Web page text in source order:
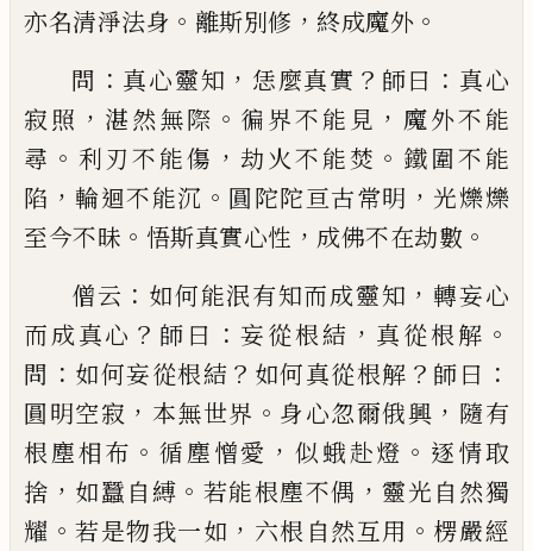
亦名清淨法身 。 離斯別修 ， 終成魔外 。
問 ： 真心靈知 ， 恁麼真實 ？ 師曰 ： 真心
寂照 ， 湛然無際 。 徧界不能見 ， 魔外不能
尋 。 利刃不能傷 ，劫火不能焚 。 鐵圍不能
陷 ，輪迴不能沉 。 圓陀陀亘古常明 ， 光爍爍
至今不昧 。 悟斯真實心性 ， 成佛不在劫數 。
僧云 ： 如何能泯有知而成靈知 ，轉妄心
而成真心 ？ 師 曰 ：妄從根結 ， 真從根解 。
問 ： 如何妄從根結 ？ 如何真從根解 ？ 師曰 ：
圓明空寂 ， 本無世界 。 身心忽爾俄興 ， 隨有
根塵相布 。 循塵憎愛 ， 似蛾赴燈 。 逐情取
捨 ， 如蠶自縛 。 若能根塵不偶 ，靈光自然獨
耀 。若是物我一如 ， 六根 自然互用 。 楞嚴經